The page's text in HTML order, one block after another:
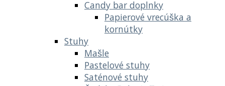
Candy bar doplnky
Papierové vrecúška a
kornútky
Stuhy
Mašle
Pastelové stuhy
Saténové stuhy